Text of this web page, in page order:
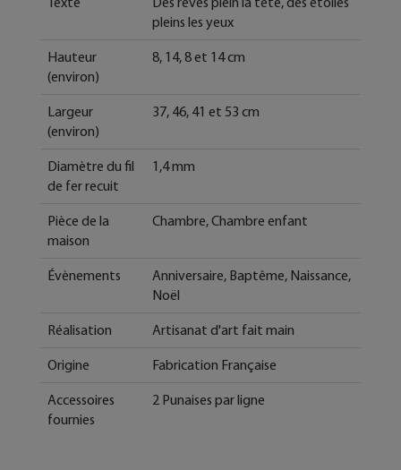
pleins les yeux
Hauteur
(environ)
8, 14, 8 et 14 cm
Largeur
(environ)
37, 46, 41 et 53 cm
Diamètre du fil
de fer recuit
1,4 mm
Pièce de la
maison
Chambre, Chambre enfant
Évènements
Anniversaire, Baptême, Naissance,
Noël
Réalisation Artisanat d'art fait main
Origine Fabrication Française
Accessoires
fournies
2 Punaises par ligne